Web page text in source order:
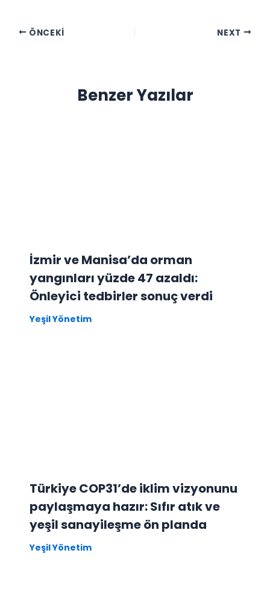
ÖNCEKI NEXT
Benzer Yazılar
İzmir ve Manisa’da orman
yangınları yüzde 47 azaldı:
Önleyici tedbirler sonuç verdi
Yeşil Yönetim
Türkiye COP31’de iklim vizyonunu
paylaşmaya hazır: Sıfır atık ve
yeşil sanayileşme ön planda
Yeşil Yönetim